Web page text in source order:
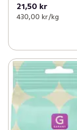
21,50 kr
430,00 kr /kg